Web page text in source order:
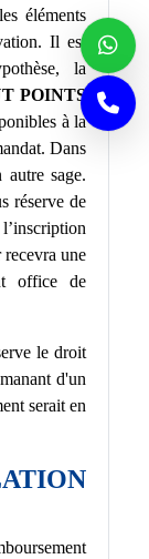
éléments
Il est
la
POINTS
à la
Dans
autre sage.
réserve de
une
office de
le droit
d'un
serait en